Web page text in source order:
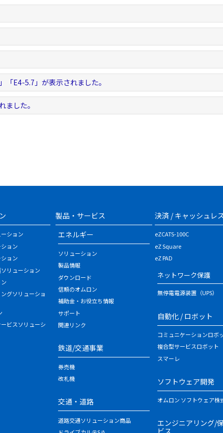
E4-5.7」が表示されました。
した。
ション
ョン
ョン
リューション
グソリューショ
ビスソリューシ
製品・サービス
エネルギー
ソリューション
製品情報
ダウンロード
信頼のオムロン
補助金・お役立ち情報
サポート
関連リンク
鉄道/交通事業
券売機
改札機
交通・道路
道路交通ソリューション商品
決済 / キャッシュレ
eZCATS-100C
eZ Square
eZ PAD
ネットワーク保護
無停電電源装置（UPS）
自動化 / ロボット
コミュニケーションロボ
複合型サービスロボット
スマーレ
ソフトウェア開発
オムロン ソフトウェア株
エンジニアリング/